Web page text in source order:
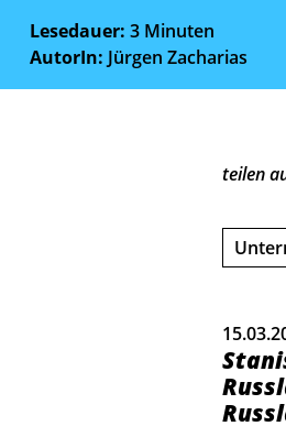
Lesedauer: 3 Minuten
AutorIn: Jürgen Zacharias
teilen